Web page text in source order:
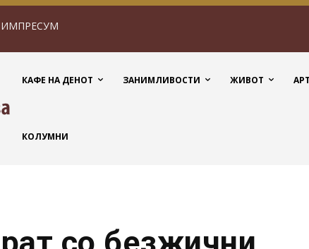
ИМПРЕСУМ
КАФЕ НА ДЕНОТ ЗАНИМЛИВОСТИ ЖИВОТ
КОЛУМНИ